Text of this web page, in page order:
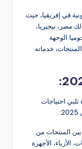
في إفريقيا، حيث
دول، بما في ذلك مصر، نيجيريا،
في 2012، أصبح جوميا الوجهة
خدماته
احتياجات
المنتجات من
الأزياء، الأجهزة